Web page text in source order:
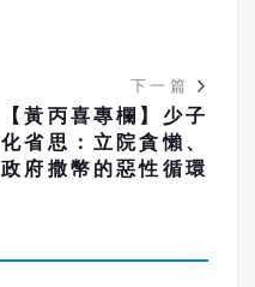
下一篇
【黃丙喜專欄】少子
化省思：立院貪懶、
政府撒幣的惡性循環